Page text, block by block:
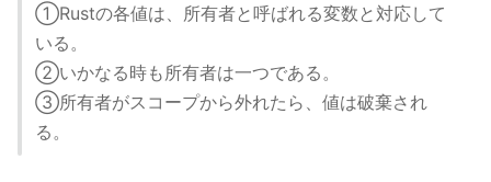
①Rustの各値は、所有者と呼ばれる変数と対応して
いる。
②いかなる時も所有者は一つである。
③所有者がスコープから外れたら、値は破棄され
る。